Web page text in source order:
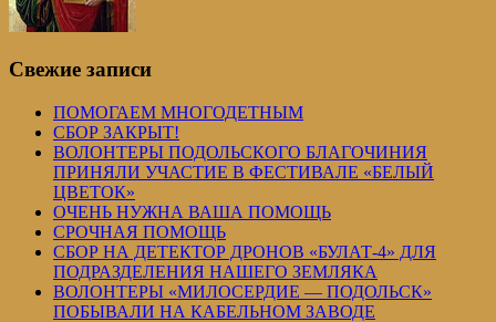
Свежие записи
ПОМОГАЕМ МНОГОДЕТНЫМ
СБОР ЗАКРЫТ!
ВОЛОНТЕРЫ ПОДОЛЬСКОГО БЛАГОЧИНИЯ
ПРИНЯЛИ УЧАСТИЕ В ФЕСТИВАЛЕ «БЕЛЫЙ
ЦВЕТОК»
ОЧЕНЬ НУЖНА ВАША ПОМОЩЬ
СРОЧНАЯ ПОМОЩЬ
СБОР НА ДЕТЕКТОР ДРОНОВ «БУЛАТ-4» ДЛЯ
ПОДРАЗДЕЛЕНИЯ НАШЕГО ЗЕМЛЯКА
ВОЛОНТЕРЫ «МИЛОСЕРДИЕ — ПОДОЛЬСК»
ПОБЫВАЛИ НА КАБЕЛЬНОМ ЗАВОДЕ